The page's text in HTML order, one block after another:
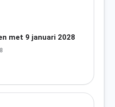
met 9 januari 2028